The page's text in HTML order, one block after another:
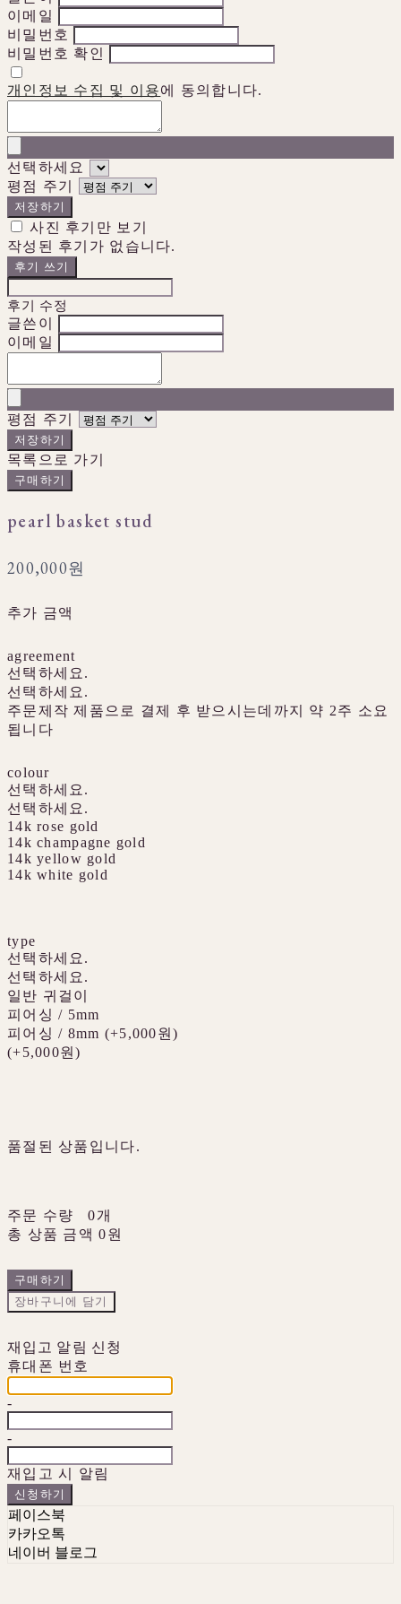
이메일
비밀번호
비밀번호 확인
개인정보 수집 및 이용에 동의합니다.
선택하세요
평점 주기
저장하기
사진 후기만 보기
작성된 후기가 없습니다.
후기 쓰기
후기 수정
글쓴이
이메일
평점 주기
저장하기
목록으로 가기
구매하기
pearl basket stud
200,000원
추가 금액
agreement
선택하세요.
선택하세요.
주문제작 제품으로 결제 후 받으시는데까지 약 2주 소요
됩니다
colour
선택하세요.
선택하세요.
14k rose gold
14k champagne gold
14k yellow gold
14k white gold
type
선택하세요.
선택하세요.
일반 귀걸이
피어싱 / 5mm
피어싱 / 8mm (+5,000원)
(+5,000원)
품절된 상품입니다.
주문 수량
0개
총 상품 금액 0원
구매하기
장바구니에 담기
재입고 알림 신청
휴대폰 번호
-
-
재입고 시 알림
신청하기
페이스북
카카오톡
네이버 블로그